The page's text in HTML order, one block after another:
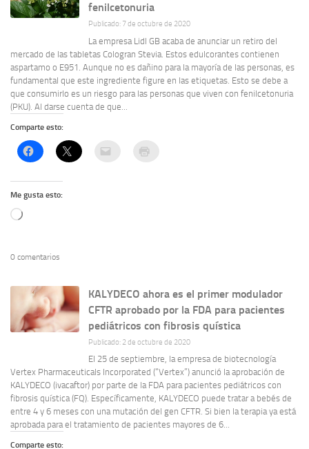
fenilcetonuria
Publicado: 7 de octubre de 2020
La empresa Lidl GB acaba de anunciar un retiro del
mercado de las tabletas Cologran Stevia. Estos edulcorantes contienen
aspartamo o E951. Aunque no es dañino para la mayoría de las personas, es
fundamental que este ingrediente figure en las etiquetas. Esto se debe a
que consumirlo es un riesgo para las personas que viven con fenilcetonuria
(PKU). Al darse cuenta de que...
Comparte esto:
Me gusta esto:
Cargando...
0 comentarios
KALYDECO ahora es el primer modulador
CFTR aprobado por la FDA para pacientes
pediátricos con fibrosis quística
Publicado: 2 de octubre de 2020
El 25 de septiembre, la empresa de biotecnología
Vertex Pharmaceuticals Incorporated (“Vertex”) anunció la aprobación de
KALYDECO (ivacaftor) por parte de la FDA para pacientes pediátricos con
fibrosis quística (FQ). Específicamente, KALYDECO puede tratar a bebés de
entre 4 y 6 meses con una mutación del gen CFTR. Si bien la terapia ya está
aprobada para el tratamiento de pacientes mayores de 6...
Comparte esto: